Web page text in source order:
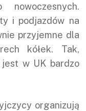
i podjazdów na
przyjemne dla
kółek. Tak,
jest w UK bardzo
organizują